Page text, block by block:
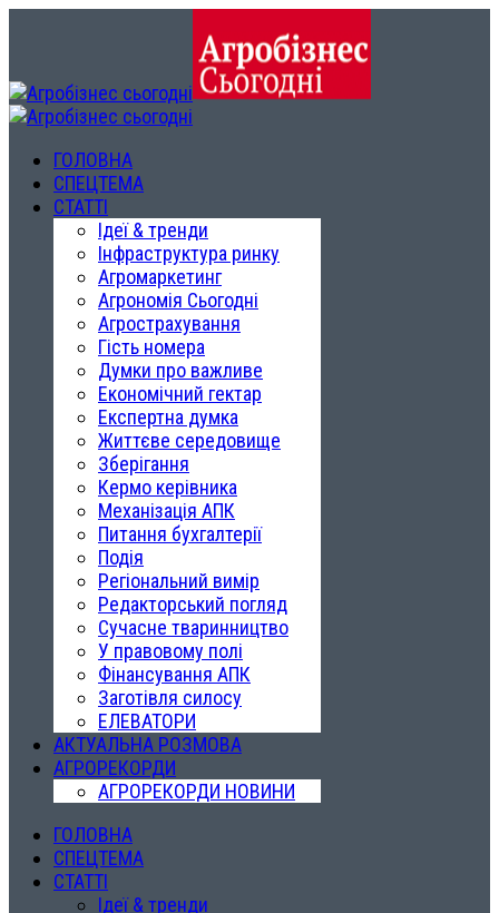
ГОЛОВНА
СПЕЦТЕМА
СТАТТІ
Ідеї & тренди
Інфраструктура ринку
Агромаркетинг
Агрономія Сьогодні
Агрострахування
Гість номера
Думки про важливе
Економічний гектар
Експертна думка
Життєве середовище
Зберігання
Кермо керівника
Механізація АПК
Питання бухгалтерії
Подія
Регіональний вимір
Редакторський погляд
Сучасне тваринництво
У правовому полі
Фінансування АПК
Заготівля силосу
ЕЛЕВАТОРИ
АКТУАЛЬНА РОЗМОВА
АГРОРЕКОРДИ
АГРОРЕКОРДИ НОВИНИ
ГОЛОВНА
СПЕЦТЕМА
СТАТТІ
Ідеї & тренди